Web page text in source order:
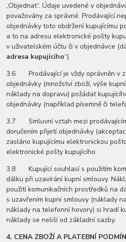
„Objednat“. Údaje uvedené v
považovány za správné. Prodávající
objednávky toto obdržení kupujícímu
a to na adresu elektronické pošty
v uživatelském účtu či v objednávce
adresa kupujícího“).
3.6. Prodávající je vždy oprávněn v
objednávky (množství zboží, výše
náklady na dopravu) požádat
objednávky (například písemně či
3.7. Smluvní vztah mezi
doručením přijetí objednávky
zasláno kupujícímu elektronickou
elektronické pošty kupujícího.
3.8. Kupující souhlasí s použitím
dálku při uzavírání kupní smlouvy.
použití komunikačních prostředků na
s uzavřením kupní smlouvy (náklady
náklady na telefonní hovory) si hradí
náklady se neliší od základní sazby.
4. CENA ZBOŽÍ A PLATEBNÍ